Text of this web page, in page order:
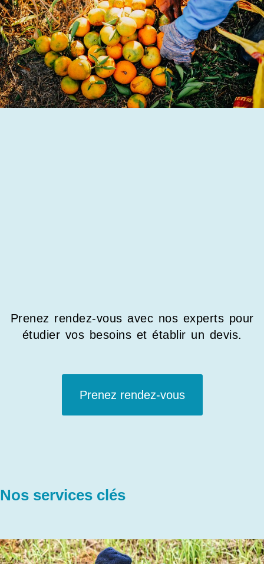
Prenez rendez-vous avec nos experts pour
étudier vos besoins et établir un devis.
Prenez rendez-vous
Nos services clés